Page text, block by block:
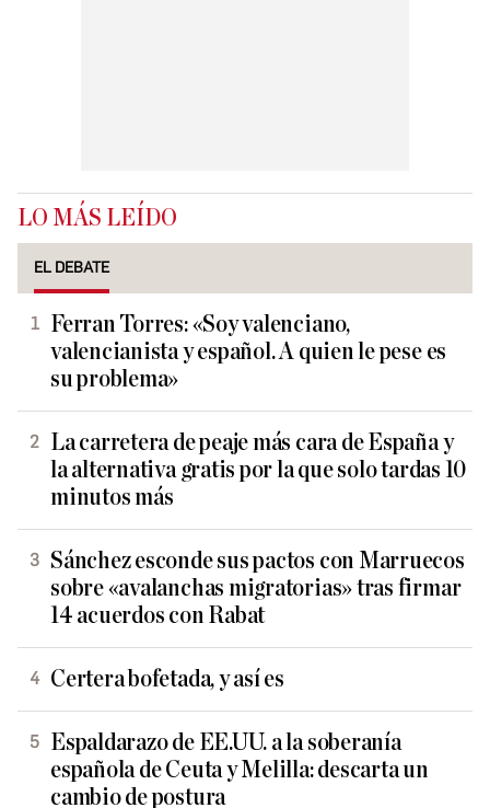
LO MÁS LEÍDO
EL DEBATE
Ferran Torres: «Soy valenciano,
valencianista y español. A quien le pese es
su problema»
La carretera de peaje más cara de España y
la alternativa gratis por la que solo tardas 10
minutos más
Sánchez esconde sus pactos con Marruecos
sobre «avalanchas migratorias» tras firmar
14 acuerdos con Rabat
Certera bofetada, y así es
Espaldarazo de EE.UU. a la soberanía
española de Ceuta y Melilla: descarta un
cambio de postura